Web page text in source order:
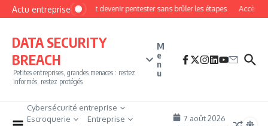
Aller au contenu
Actu entrepriseComment devenir pentester sans brûler les étapes Accès
DATA SECURITY
BREACH
Petites entreprises, grandes menaces : restez
informés, restez protégés
M
e
n
u
Cybersécurité entreprise
Escroquerie
Entreprise
7 août 2026